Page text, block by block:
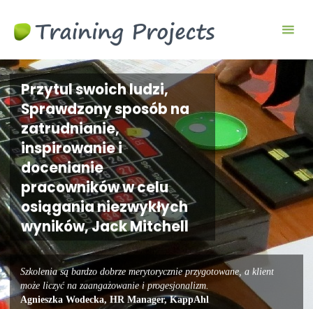
biznesowe i
Przytul swoich ludzi,
Sprawdzony sposób na
zatrudnianie,
inspirowanie i
docenianie
pracowników w celu
osiągania niezwykłych
wyników, Jack Mitchell
Szkolenia są bardzo dobrze merytorycznie przygotowane, a klient
może liczyć na zaangażowanie i progesjonalizm.
Agnieszka Wodecka, HR Manager, KappAhl